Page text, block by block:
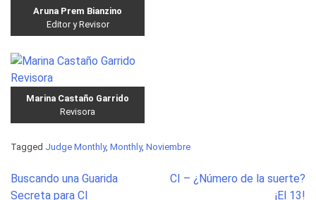
Aruna Prem Bianzino
Editor y Revisor
Marina Castaño Garrido
Revisora
Tagged Judge Monthly, Monthly, Noviembre
Post
navigation
Buscando una Guarida
Secreta para CI
CI – ¿Número de la suerte?
¡El 13!